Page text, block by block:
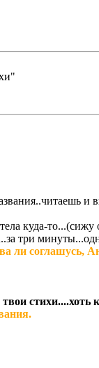
куда-
три
ли соглашусь,
стихи....хоть